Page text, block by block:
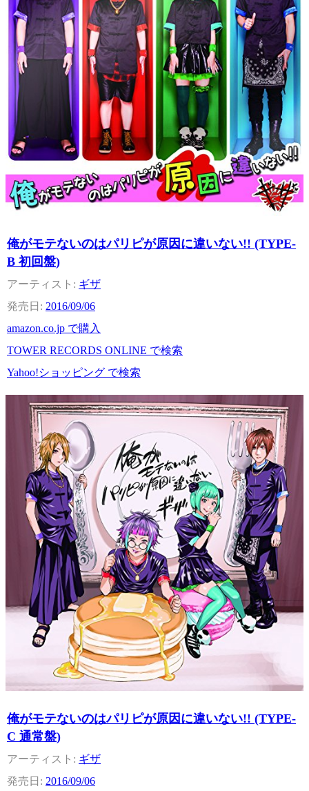
俺がモテないのはパリピが原因に違いない!! (TYPE-
B 初回盤)
ギザ
2016/09/06
amazon.co.jp で購入
TOWER RECORDS ONLINE で検索
Yahoo!ショッピング で検索
俺がモテないのはパリピが原因に違いない!! (TYPE-
C 通常盤)
ギザ
2016/09/06